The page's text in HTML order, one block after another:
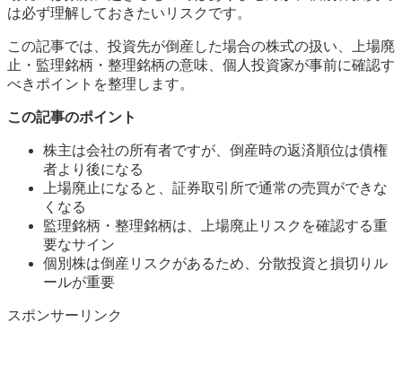
は必ず理解しておきたいリスクです。
この記事では、投資先が倒産した場合の株式の扱い、上場廃
止・監理銘柄・整理銘柄の意味、個人投資家が事前に確認す
べきポイントを整理します。
この記事のポイント
株主は会社の所有者ですが、倒産時の返済順位は債権
者より後になる
上場廃止になると、証券取引所で通常の売買ができな
くなる
監理銘柄・整理銘柄は、上場廃止リスクを確認する重
要なサイン
個別株は倒産リスクがあるため、分散投資と損切りル
ールが重要
スポンサーリンク